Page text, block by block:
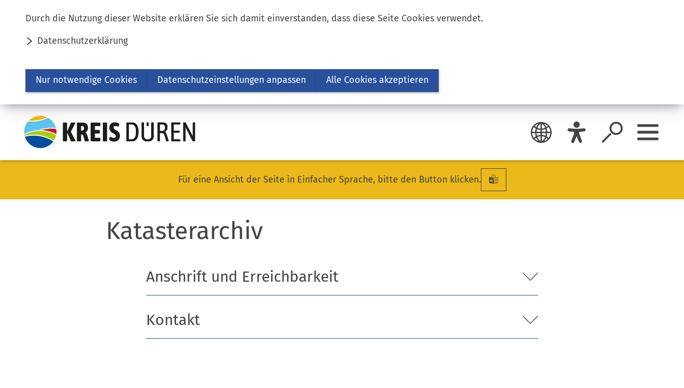
Durch die Nutzung dieser Website erklären Sie sich damit einverstanden, dass diese Seite Cookies verwendet.
Datenschutzerklärung
Nur notwendige Cookies Datenschutzeinstellungen anpassen Alle Cookies akzeptieren
Inhalt anspringen
Für eine Ansicht der Seite in Einfacher Sprache, bitte den Button klicken.
Katasterarchiv
Anschrift und Erreichbarkeit
Kontakt